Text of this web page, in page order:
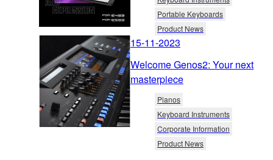
Portable Keyboards
Product News
15-11-2023
Welcome Genos2: Your next
masterpiece
Pianos
Keyboard Instruments
Corporate Information
Product News